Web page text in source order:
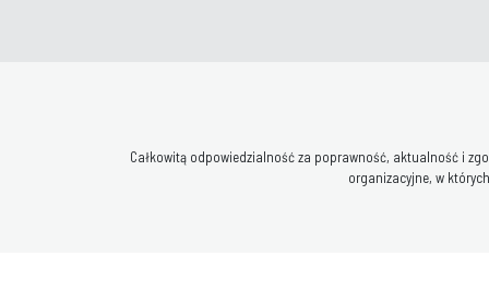
Całkowitą odpowiedzialność za poprawność, aktualność i
organizacyjne, w